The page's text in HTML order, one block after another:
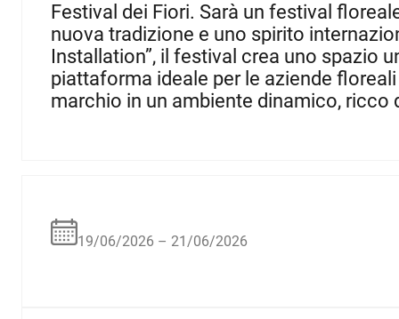
Festival dei Fiori. Sarà un festival
nuova tradizione e uno spirito
Installation”, il festival crea uno spazio
piattaforma ideale per le aziende
marchio in un ambiente dinamico, ricco
19/06/2026 – 21/06/2026